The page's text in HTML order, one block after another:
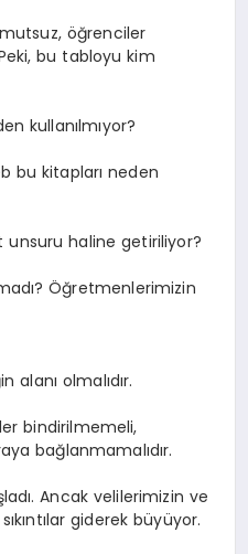
öğrenciler
bu tabloyu kim
kullanılmıyor?
bu kitapları neden
haline getiriliyor?
Öğretmenlerimizin
olmalıdır.
bindirilmemeli,
bağlanmamalıdır.
Ancak velilerimizin ve
giderek büyüyor.